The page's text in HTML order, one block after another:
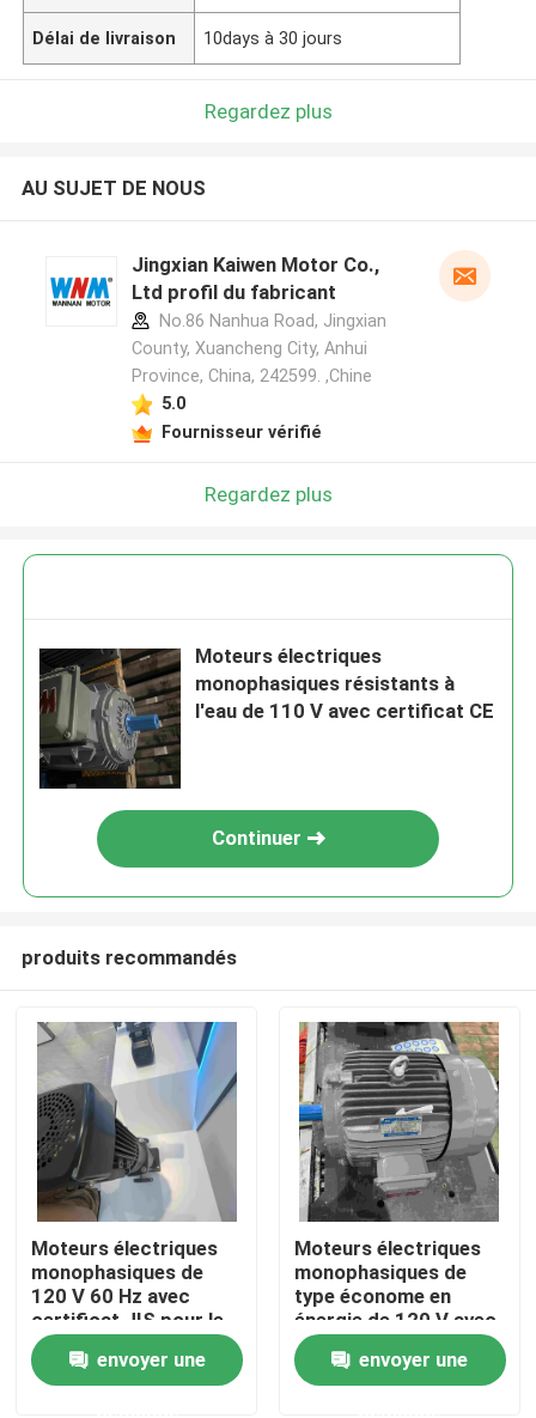
Délai de livraison 10days à 30 jours
Regardez plus
AU SUJET DE NOUS
Jingxian Kaiwen Motor Co.,
Ltd profil du fabricant
No.86 Nanhua Road, Jingxian
County, Xuancheng City, Anhui
Province, China, 242599. ,Chine
5.0
Fournisseur vérifié
Regardez plus
Moteurs électriques
monophasiques résistants à
l'eau de 110 V avec certificat CE
Continuer
produits recommandés
Moteurs électriques
monophasiques de
120 V 60 Hz avec
certificat JIS pour le
secteur médical
envoyer une
Moteurs électriques
monophasiques de
type économe en
énergie de 120 V avec
freinage précis
envoyer une